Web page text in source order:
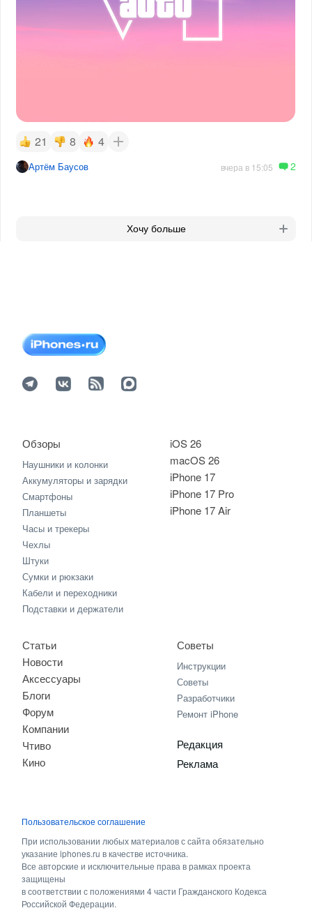
21 8 4
Артём Баусов вчера в 15:05 2
Хочу больше
iOS 26
macOS 26
iPhone 17
iPhone 17 Pro
iPhone 17 Air
Обзоры
Наушники и колонки
Аккумуляторы и зарядки
Смартфоны
Планшеты
Часы и трекеры
Чехлы
Штуки
Сумки и рюкзаки
Кабели и переходники
Подставки и держатели
Статьи
Новости
Аксессуары
Блоги
Форум
Компании
Чтиво
Кино
Советы
Инструкции
Советы
Разработчики
Ремонт iPhone
Редакция
Реклама
Пользовательское соглашение
При использовании любых материалов с сайта обязательно
указание iphones.ru в качестве источника.
Все авторские и исключительные права в рамках проекта
защищены
в соответствии с положениями 4 части Гражданского Кодекса
Российской Федерации.